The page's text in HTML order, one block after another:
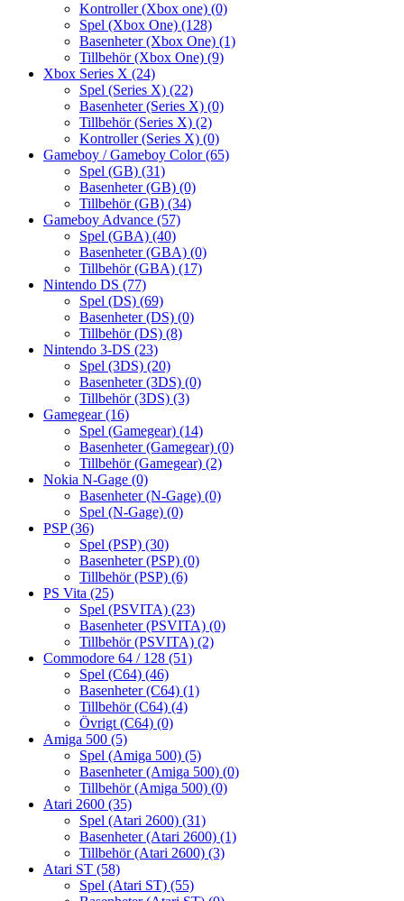
Kontroller (Xbox one) (0)
Spel (Xbox One) (128)
Basenheter (Xbox One) (1)
Tillbehör (Xbox One) (9)
Xbox Series X (24)
Spel (Series X) (22)
Basenheter (Series X) (0)
Tillbehör (Series X) (2)
Kontroller (Series X) (0)
Gameboy / Gameboy Color(65)
Spel (GB) (31)
Basenheter (GB) (0)
Tillbehör (GB) (34)
Gameboy Advance (57)
Spel (GBA) (40)
Basenheter (GBA) (0)
Tillbehör (GBA) (17)
Nintendo DS (77)
Spel (DS) (69)
Basenheter (DS) (0)
Tillbehör (DS) (8)
Nintendo 3-DS (23)
Spel (3DS) (20)
Basenheter (3DS) (0)
Tillbehör (3DS) (3)
Gamegear(16)
Spel (Gamegear) (14)
Basenheter (Gamegear) (0)
Tillbehör (Gamegear) (2)
Nokia N-Gage (0)
Basenheter (N-Gage) (0)
Spel (N-Gage) (0)
PSP(36)
Spel (PSP) (30)
Basenheter (PSP) (0)
Tillbehör (PSP) (6)
PS Vita (25)
Spel (PSVITA) (23)
Basenheter (PSVITA) (0)
Tillbehör (PSVITA) (2)
Commodore 64 / 128 (51)
Spel (C64) (46)
Basenheter (C64) (1)
Tillbehör (C64) (4)
Övrigt (C64) (0)
Amiga 500 (5)
Spel (Amiga 500) (5)
Basenheter (Amiga 500) (0)
Tillbehör (Amiga 500) (0)
Atari 2600 (35)
Spel (Atari 2600) (31)
Basenheter (Atari 2600) (1)
Tillbehör (Atari 2600) (3)
Atari ST (58)
Spel (Atari ST) (55)